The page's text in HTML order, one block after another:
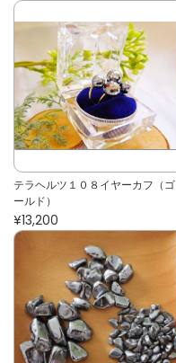
テラヘルツ１０８イヤーカフ（ゴ
ールド）
¥13,200